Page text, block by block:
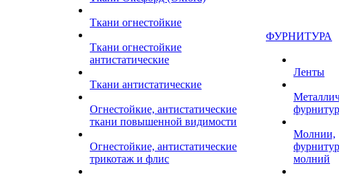
Ткани огнестойкие
Ткани огнестойкие
антистатические
Ткани антистатические
Огнестойкие, антистатические
ткани повышенной видимости
Огнестойкие, антистатические
трикотаж и флис
ФУРНИТУРА
Ленты
Молнии,
молний